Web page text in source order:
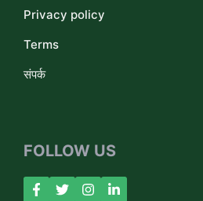
Privacy policy
Terms
संपर्क
FOLLOW US